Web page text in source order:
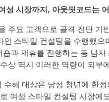
성 시장까지, 아웃핏코드는
주요 고객으로 골격 진단 기
스타일 컨설팅을 수행했
과 제휴를 진행하는 등 남
상 역시 이러한 역량이 외부
혜 대상은 남성 청년에 한
여성 스타일 컨설팅 시장